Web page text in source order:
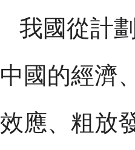
我國從計
中國的經濟
效應、粗放